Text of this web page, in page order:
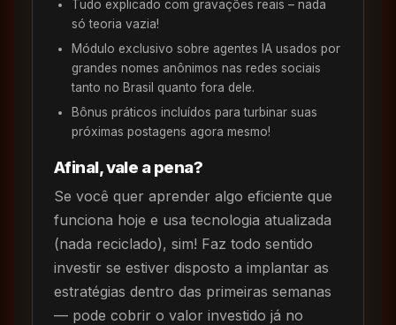
Tudo explicado com gravações reais – nada
só teoria vazia!
Módulo exclusivo sobre agentes IA usados por
grandes nomes anônimos nas redes sociais
tanto no Brasil quanto fora dele.
Bônus práticos incluídos para turbinar suas
próximas postagens agora mesmo!
Afinal, vale a pena?
Se você quer aprender algo eficiente que
funciona hoje e usa tecnologia atualizada
(nada reciclado), sim! Faz todo sentido
investir se estiver disposto a implantar as
estratégias dentro das primeiras semanas
— pode cobrir o valor investido já no